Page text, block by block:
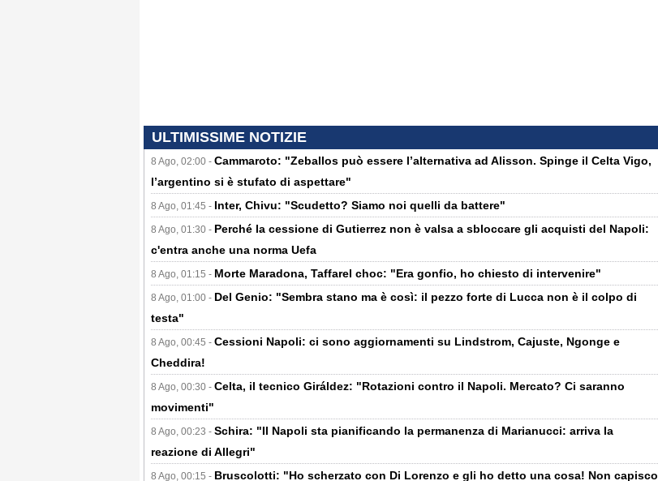
ULTIMISSIME NOTIZIE
8 Ago, 02:00 - Cammaroto: "Zeballos può essere l’alternativa ad Alisson. Spinge il Celta Vigo,
l’argentino si è stufato di aspettare"
8 Ago, 01:45 - Inter, Chivu: "Scudetto? Siamo noi quelli da battere"
8 Ago, 01:30 - Perché la cessione di Gutierrez non è valsa a sbloccare gli acquisti del Napoli:
c'entra anche una norma Uefa
8 Ago, 01:15 - Morte Maradona, Taffarel choc: "Era gonfio, ho chiesto di intervenire"
8 Ago, 01:00 - Del Genio: "Sembra stano ma è così: il pezzo forte di Lucca non è il colpo di
testa"
8 Ago, 00:45 - Cessioni Napoli: ci sono aggiornamenti su Lindstrom, Cajuste, Ngonge e
Cheddira!
8 Ago, 00:30 - Celta, il tecnico Giráldez: "Rotazioni contro il Napoli. Mercato? Ci saranno
movimenti"
8 Ago, 00:23 - Schira: "Il Napoli sta pianificando la permanenza di Marianucci: arriva la
reazione di Allegri"
8 Ago, 00:15 - Bruscolotti: "Ho scherzato con Di Lorenzo e gli ho detto una cosa! Non capisco